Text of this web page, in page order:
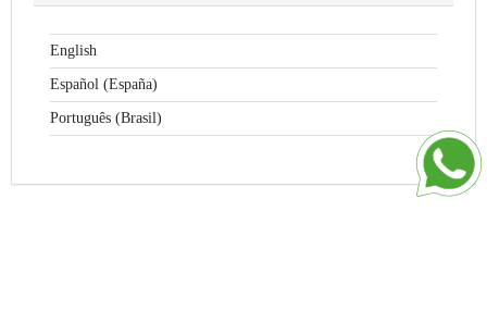
English
Español (España)
Português (Brasil)